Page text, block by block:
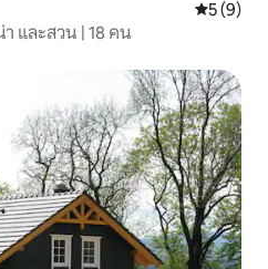
คะแนนเฉ
5 (9)
และสวน | 18 คน